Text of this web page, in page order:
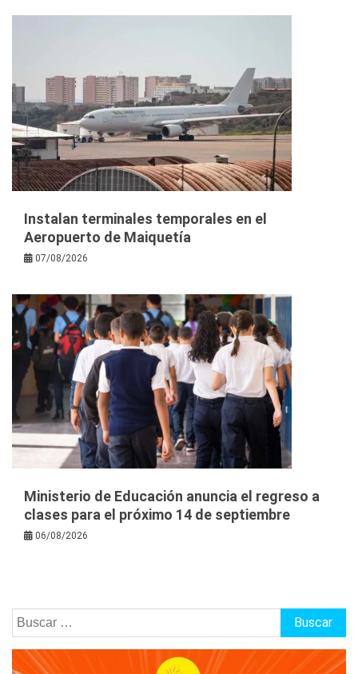
Instalan terminales temporales en el
Aeropuerto de Maiquetía
07/08/2026
Ministerio de Educación anuncia el regreso a
clases para el próximo 14 de septiembre
06/08/2026
Buscar: